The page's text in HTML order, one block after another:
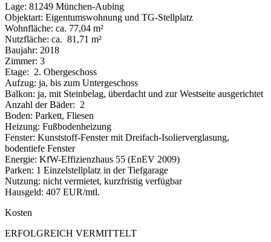
Lage: 81249 München-Aubing
Objektart: Eigentumswohnung und TG-Stellplatz
Wohnfläche: ca. 77,04 m²
Nutzfläche: ca. 81,71 m²
Baujahr: 2018
Zimmer: 3
Etage: 2. Obergeschoss
Aufzug: ja, bis zum Untergeschoss
Balkon: ja, mit Steinbelag, überdacht und zur Westseite ausgerichtet
Anzahl der Bäder: 2
Boden: Parkett, Fliesen
Heizung: Fußbodenheizung
Fenster: Kunststoff-Fenster mit Dreifach-Isolierverglasung,
bodentiefe Fenster
Energie: KfW-Effizienzhaus 55 (EnEV 2009)
Parken: 1 Einzelstellplatz in der Tiefgarage
Nutzung: nicht vermietet, kurzfristig verfügbar
Hausgeld: 407 EUR/mtl.
Kosten
ERFOLGREICH VERMITTELT